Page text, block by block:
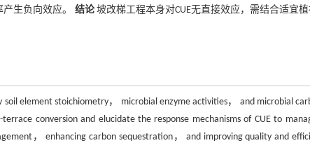
生负向效应。 结论坡改梯工程本身对CUE无直接效应，需结合适宜
element stoichiometry， microbial enzyme activities， and microbial
conversion and elucidate the response mechanisms of CUE to
， enhancing carbon sequestration， and improving quality and